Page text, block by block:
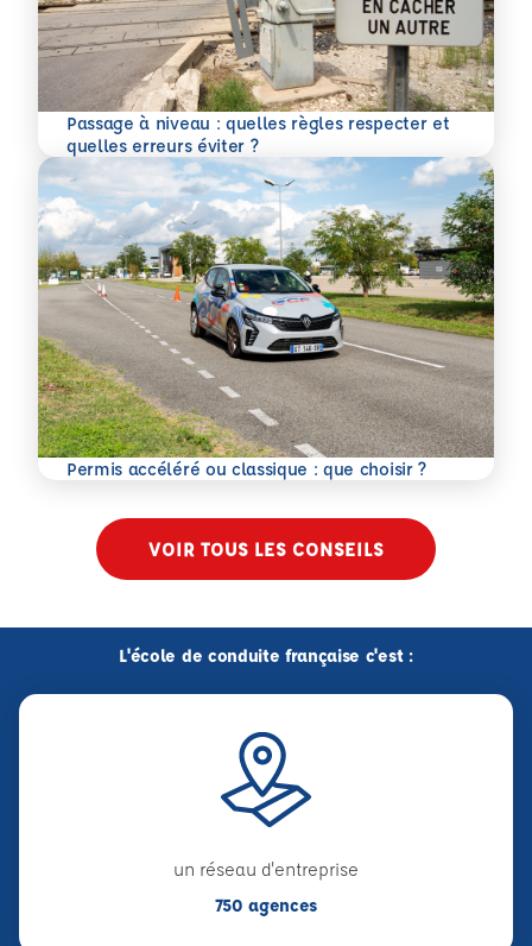
Passage à niveau : quelles règles respecter et
quelles erreurs éviter ?
En savoir plus
Permis accéléré ou classique : que choisir ?
En savoir plus
VOIR TOUS LES CONSEILS
L'école de conduite française c'est :
un réseau d'entreprise
750 agences